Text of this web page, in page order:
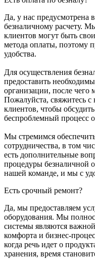
Да, у нас предусмотрена
безналичному расчету.
клиентов могут быть
метода оплаты, поэтому
удобства.
Для осуществления
предоставить
организации, после чего
Пожалуйста, свяжитесь
клиентов, чтобы
беспроблемный процесс
Мы стремимся
сотрудничества, в том
есть дополнительные
процедуры безналичной
нашей команде, и мы с
Есть срочный ремонт?
Да, мы предоставляем
оборудования. Мы
системы являются
комфорта и бизнес-
когда речь идет о
хранения, время